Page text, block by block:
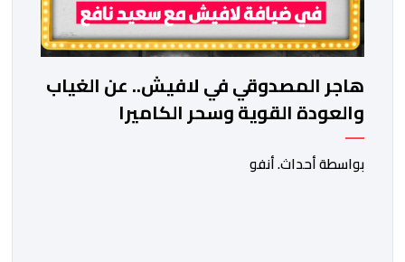
هاجر المصدوقي في لافيش.. عن الغياب
والعودة القوية وسحر الكاميرا
بواسطة أحداث. أنفو